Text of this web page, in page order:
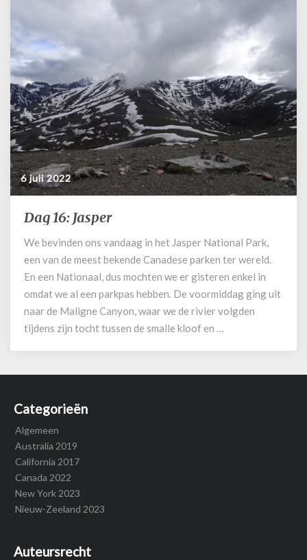
6 juli 2022
Dag
Jasper
Dag 16: Jasper
We bevinden ons vandaag in het Jasper National Park,
een van de meest bekende Canadese parken ter wereld.
En een Nationaal, dus mochten we er gisteren enkel in
omdat we al een parkpas hebben. De voormiddag ging uit
naar de Maligne Canyon, waar we de rivier volgden
tijdens zijn tocht tussen de smalle kloof en …
Categorieën
Algemeen
Australia 2019
California 2017
Canada 2022
New York 2023
Nieuw-Zeeland 2023
Auteursrecht